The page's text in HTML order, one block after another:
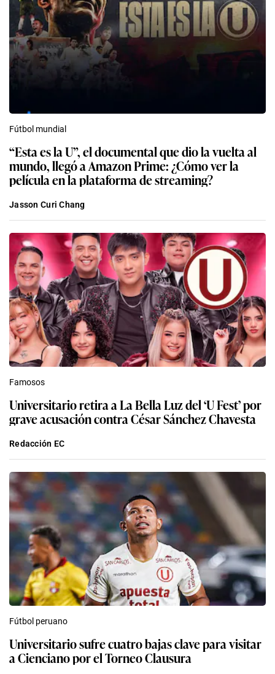
Fútbol mundial
“Esta es la U”, el documental que dio la vuelta al
mundo, llegó a Amazon Prime: ¿Cómo ver la
película en la plataforma de streaming?
Jasson Curi Chang
Famosos
Universitario retira a La Bella Luz del ‘U Fest’ por
grave acusación contra César Sánchez Chavesta
Redacción EC
Fútbol peruano
Universitario sufre cuatro bajas clave para visitar
a Cienciano por el Torneo Clausura